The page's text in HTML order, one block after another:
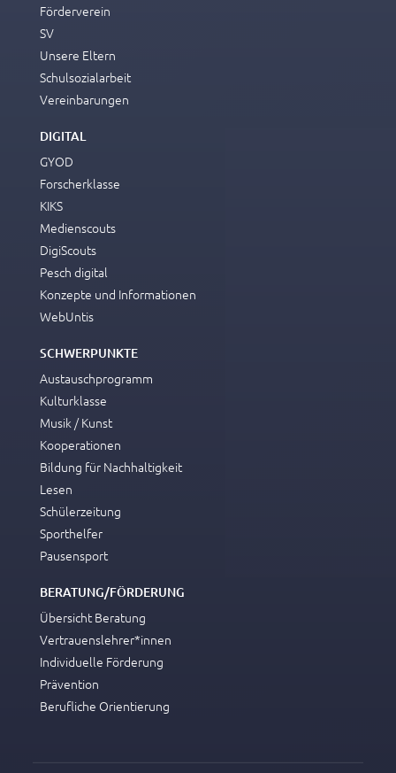
Förderverein
SV
Unsere Eltern
Schulsozialarbeit
Vereinbarungen
DIGITAL
GYOD
Forscherklasse
KIKS
Medienscouts
DigiScouts
Pesch digital
Konzepte und Informationen
WebUntis
SCHWERPUNKTE
Austauschprogramm
Kulturklasse
Musik / Kunst
Kooperationen
Bildung für Nachhaltigkeit
Lesen
Schülerzeitung
Sporthelfer
Pausensport
BERATUNG/FÖRDERUNG
Übersicht Beratung
Vertrauenslehrer*innen
Individuelle Förderung
Prävention
Berufliche Orientierung